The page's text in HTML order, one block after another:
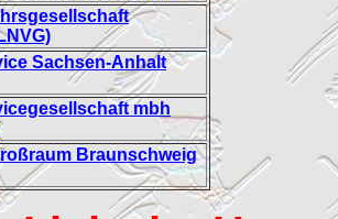
Sachsen-Anhalt
mbh
Braunschweig